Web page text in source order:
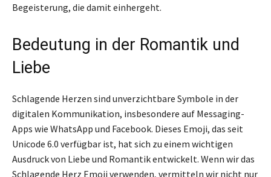
Begeisterung, die damit einhergeht.
Bedeutung in der Romantik und
Liebe
Schlagende Herzen sind unverzichtbare Symbole in der
digitalen Kommunikation, insbesondere auf Messaging-
Apps wie WhatsApp und Facebook. Dieses Emoji, das seit
Unicode 6.0 verfügbar ist, hat sich zu einem wichtigen
Ausdruck von Liebe und Romantik entwickelt. Wenn wir das
Schlagende Herz Emoji verwenden, vermitteln wir nicht nur